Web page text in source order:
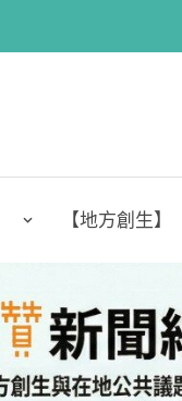
【地方創生】